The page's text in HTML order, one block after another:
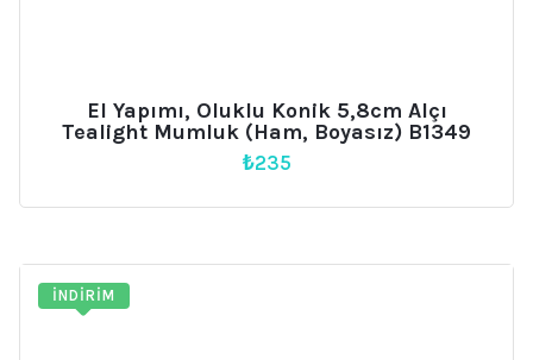
El Yapımı, Oluklu Konik 5,8cm Alçı
Tealight Mumluk (Ham, Boyasız) B1349
₺235
İNDIRIM